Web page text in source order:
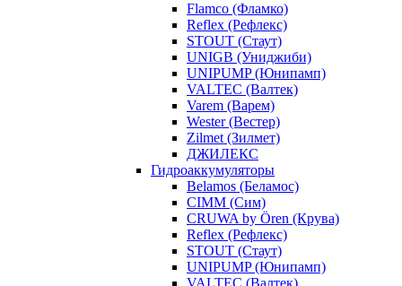
Flamco (Фламко)
Reflex (Рефлекс)
STOUT (Стаут)
UNIGB (Униджиби)
UNIPUMP (Юнипамп)
VALTEC (Валтек)
Varem (Варем)
Wester (Вестер)
Zilmet (Зилмет)
ДЖИЛЕКС
Гидроаккумуляторы
Belamos (Беламос)
CIMM (Сим)
CRUWA by Ören (Крува)
Reflex (Рефлекс)
STOUT (Стаут)
UNIPUMP (Юнипамп)
VALTEC (Валтек)